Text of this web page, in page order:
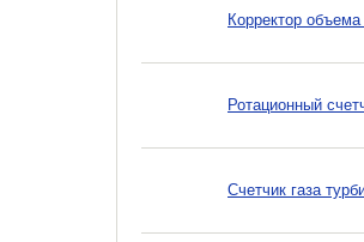
Корректор
Ротационный
Счетчик газа